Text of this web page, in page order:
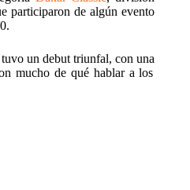
participaron de algún evento
un debut triunfal, con una
mucho de qué hablar a los